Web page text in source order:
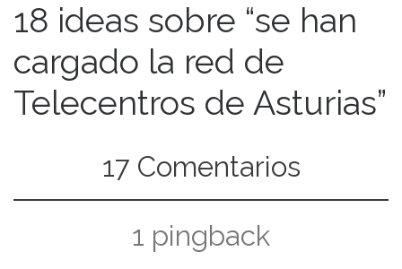
18 ideas sobre “se han
cargado la red de
Telecentros de Asturias”
17 Comentarios
1 pingback